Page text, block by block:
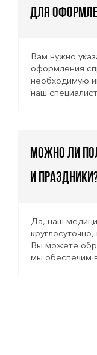
для
Вам нужно
оформления
необходимую
наш
Можно ли
и
Да, наш
Вы можете
мы обеспечим